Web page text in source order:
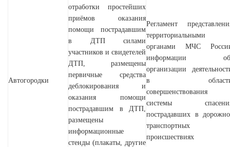
Автогородки
отработки простейших
приёмов оказания
помощи пострадавшим
в ДТП силами
участников и свидетелей
ДТП, размещены
первичные средства
деблокирования и
оказания помощи
пострадавшим в ДТП,
размещены
информационные
стенды (плакаты, другие
Регламент
территориальными
органами МЧС
информации
организации
в
совершенствования
системы
пострадавших в
транспортных
происшествиях